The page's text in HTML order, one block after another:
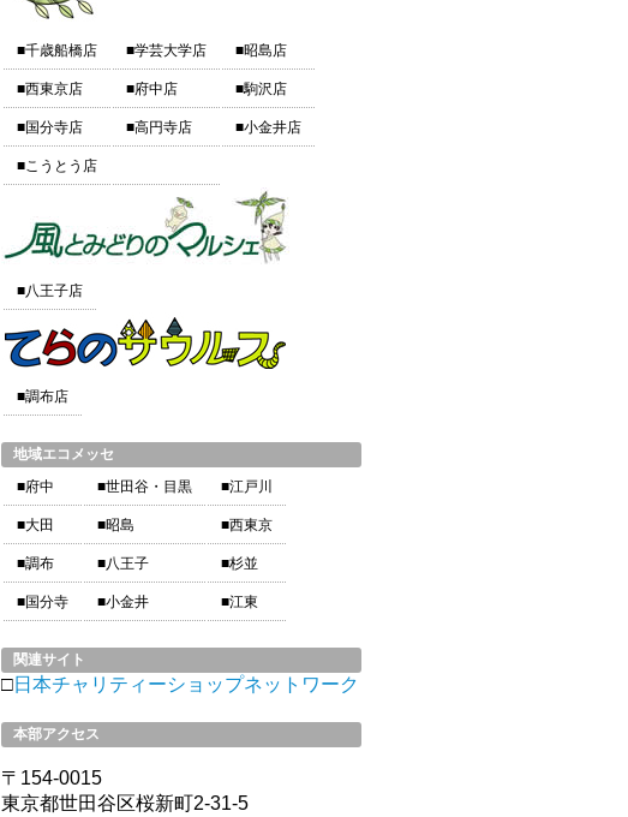
■千歳船橋店 ■学芸大学店 ■昭島店
■西東京店 ■府中店 ■駒沢店
■国分寺店 ■高円寺店 ■小金井店
■こうとう店
■八王子店
■調布店
地域エコメッセ
■府中
■世田谷・目黒 ■江戸川
■大田 ■昭島 ■西東京
■調布 ■八王子 ■杉並
■国分寺 ■小金井 ■江東
関連サイト
□日本チャリティーショップネットワーク
本部アクセス
〒154-0015
東京都世田谷区桜新町2-31-5